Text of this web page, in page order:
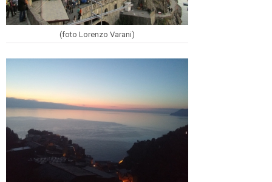
(foto Lorenzo Varani)